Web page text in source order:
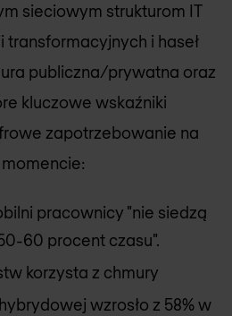
sieciowym strukturom IT
i haseł
publiczna/prywatna oraz
kluczowe wskaźniki
zapotrzebowanie na
pracownicy "nie siedzą
60 procent czasu".
korzysta z chmury
wzrosło z 58% w